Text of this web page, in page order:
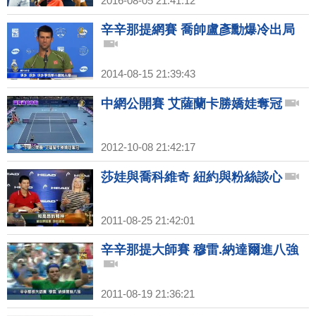
辛辛那提網賽 喬帥盧彥勳爆冷出局
2014-08-15 21:39:43
中網公開賽 艾薩蘭卡勝嬌娃奪冠
2012-10-08 21:42:17
莎娃與喬科維奇 紐約與粉絲談心
2011-08-25 21:42:01
辛辛那提大師賽 穆雷.納達爾進八強
2011-08-19 21:36:21